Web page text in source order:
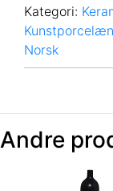
Kategori:
Kunstporcelæn
Norsk
Andre